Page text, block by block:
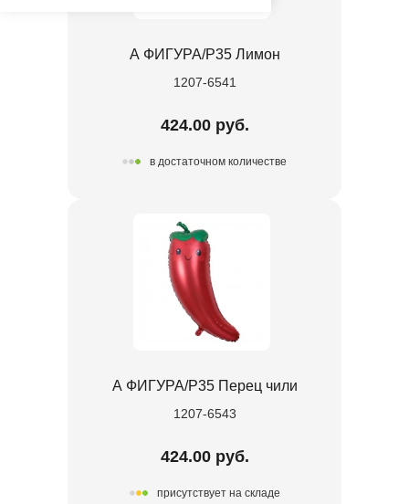
А ФИГУРА/P35 Лимон
1207-6541
424.00 руб.
в достаточном количестве
А ФИГУРА/P35 Перец чили
1207-6543
424.00 руб.
присутствует на складе